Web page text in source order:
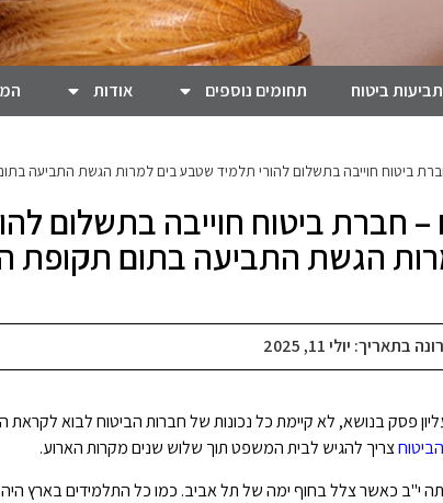
תביעות ביטוח תחומים נוספים אודות
ביטוח חוייבה בתשלום להורי תלמיד שטבע בים למרות הגשת התביעה
– חברת ביטוח חוייבה בתשלום
הגשת התביעה בתום תקופת
בתאריך: יולי 11, 2025
פסק בנושא, לא קיימת כל נכונות של חברות הביטוח לבוא
צריך להגיש לבית המשפט תוך שלוש שנים מקרות הארוע.
י"ב כאשר צלל בחוף ימה של תל אביב. כמו כל התלמידים בארץ היה